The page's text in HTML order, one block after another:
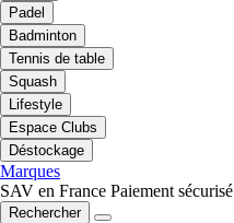
Padel
Badminton
Tennis de table
Squash
Lifestyle
Espace Clubs
Déstockage
Marques
SAV en France Paiement sécurisé
Rechercher